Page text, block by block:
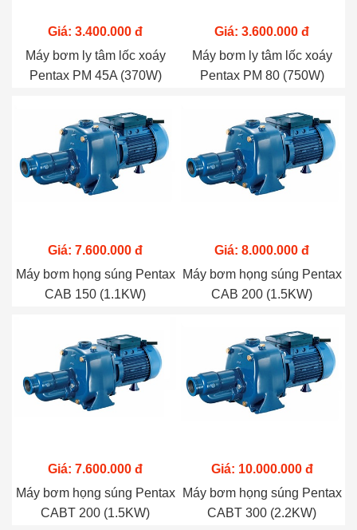
Giá: 3.400.000 đ
Máy bơm ly tâm lốc xoáy
Pentax PM 45A (370W)
Giá: 3.600.000 đ
Máy bơm ly tâm lốc xoáy
Pentax PM 80 (750W)
Giá: 7.600.000 đ
Máy bơm họng súng Pentax
CAB 150 (1.1KW)
Giá: 8.000.000 đ
Máy bơm họng súng Pentax
CAB 200 (1.5KW)
Giá: 7.600.000 đ
Máy bơm họng súng Pentax
CABT 200 (1.5KW)
Giá: 10.000.000 đ
Máy bơm họng súng Pentax
CABT 300 (2.2KW)